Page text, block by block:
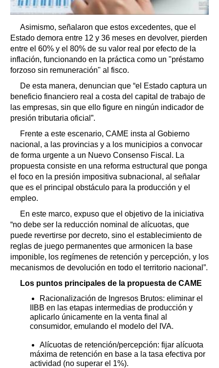
Asimismo, señalaron que estos excedentes, que el
Estado demora entre 12 y 36 meses en devolver, pierden
entre el 60% y el 80% de su valor real por efecto de la
inflación, funcionando en la práctica como un "préstamo
forzoso sin remuneración" al fisco.
De esta manera, denuncian que “el Estado captura un
beneficio financiero real a costa del capital de trabajo de
las empresas, sin que ello figure en ningún indicador de
presión tributaria oficial”.
Frente a este escenario, CAME insta al Gobierno
nacional, a las provincias y a los municipios a convocar
de forma urgente a un Nuevo Consenso Fiscal. La
propuesta consiste en una reforma estructural que ponga
el foco en la presión impositiva subnacional, al señalar
que es el principal obstáculo para la producción y el
empleo.
En este marco, expuso que el objetivo de la iniciativa
“no debe ser la reducción nominal de alícuotas, que
puede revertirse por decreto, sino el establecimiento de
reglas de juego permanentes que armonicen la base
imponible, los regímenes de retención y percepción, y los
mecanismos de devolución en todo el territorio nacional”.
Los puntos principales de la propuesta de CAME
Racionalización de Ingresos Brutos: eliminar el
IIBB en las etapas intermedias de producción y
aplicarlo únicamente en la venta final al
consumidor, emulando el modelo del IVA.
Alícuotas de retención/percepción: fijar alícuota
máxima de retención en base a la tasa efectiva por
actividad (no superar el 1%).